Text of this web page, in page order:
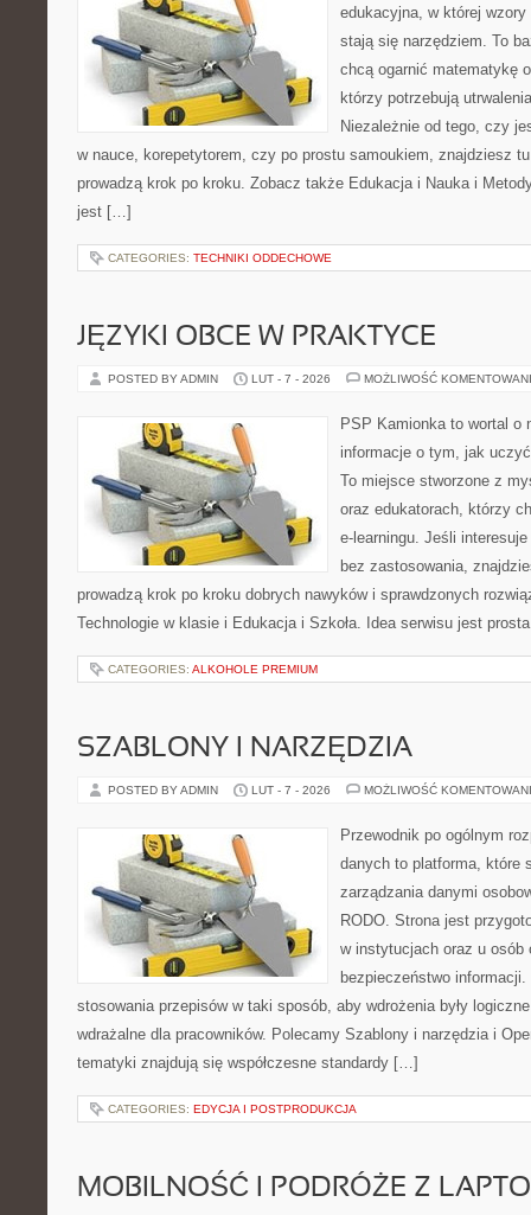
edukacyjna, w której
stają się narzędziem. To
chcą ogarnić matematykę
którzy potrzebują
Niezależnie od tego, czy
w nauce, korepetytorem, czy po prostu samoukiem, znajdziesz
prowadzą krok po kroku. Zobacz także Edukacja i Nauka i
jest […]
CATEGORIES: TECHNIKI ODDECHOWE
JĘZYKI OBCE W PRAKTYCE
POSTED BY ADMIN LUT - 7 - 2026 MOŻLIWOŚĆ
PSP Kamionka to wortal o
informacje o tym, jak
To miejsce stworzone z
oraz edukatorach, którzy
e-learningu. Jeśli
bez zastosowania,
prowadzą krok po kroku dobrych nawyków i sprawdzonych
Technologie w klasie i Edukacja i Szkoła. Idea serwisu jest
CATEGORIES: ALKOHOLE PREMIUM
SZABLONY I NARZĘDZIA
POSTED BY ADMIN LUT - 7 - 2026 MOŻLIWOŚĆ
Przewodnik po ogólnym
danych to platforma, które
zarządzania danymi
RODO. Strona jest
w instytucjach oraz u osób
bezpieczeństwo
stosowania przepisów w taki sposób, aby wdrożenia były
wdrażalne dla pracowników. Polecamy Szablony i narzędzia i
tematyki znajdują się współczesne standardy […]
CATEGORIES: EDYCJA I POSTPRODUKCJA
MOBILNOŚĆ I PODRÓŻE Z